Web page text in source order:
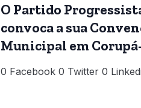
O Partido
convoca a sua
Municipal em
0 Facebook 0 Twitter 0